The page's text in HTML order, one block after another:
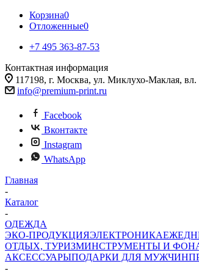
Корзина0
Отложенные0
+7 495 363-87-53
Контактная информация
117198, г. Москва, ул. Миклухо-Маклая, вл.
info@premium-print.ru
Facebook
Вконтакте
Instagram
WhatsApp
Главная
-
Каталог
-
ОДЕЖДА
ЭКО-ПРОДУКЦИЯЭЛЕКТРОНИКА
ОТДЫХ, ТУРИЗМИНСТРУМЕНТЫ И
АКСЕССУАРЫПОДАРКИ ДЛЯ МУЖЧИН
-